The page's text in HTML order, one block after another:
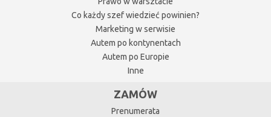
Co każdy szef wiedzieć powinien?
Marketing w serwisie
Autem po kontynentach
Autem po Europie
Inne
ZAMÓW
Prenumerata